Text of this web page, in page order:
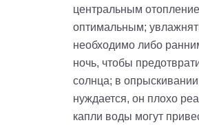
центральным
оптимальным;
необходимо либо
ночь, чтобы
солнца; в опрыскивании
нуждается, он плохо
капли воды могут